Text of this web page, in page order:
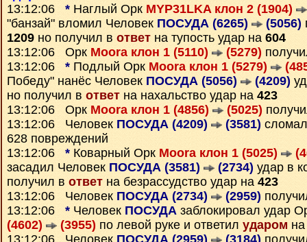
13:12:06 * Наглый Орк MYP31LKA клон 2 (1904)
"банзай" вломил Человек ПОСУДА (6265) (5056)
1209 но получил в ответ на тупость удар на 604
13:12:06 Орк Moora клон 1 (5110) (5279)
13:12:06 * Подлый Орк Moora клон 1 (5279)
Победу" нанёс Человек ПОСУДА (5056) (4209)
но получил в ответ на нахальство удар на 423
13:12:06 Орк Moora клон 1 (4856) (5025)
13:12:06 Человек ПОСУДА (4209) (3581)
628 повреждений
13:12:06 * Коварный Орк Moora клон 1 (5025)
засадил Человек ПОСУДА (3581) (2734) удар в
получил в ответ на безрассудство удар на 423
13:12:06 Человек ПОСУДА (2734) (2959)
13:12:06 * Человек ПОСУДА заблокировал удар
(4602)
(3955) по левой руке и ответил ударом
13:12:06 Человек ПОСУДА (2959) (3184)